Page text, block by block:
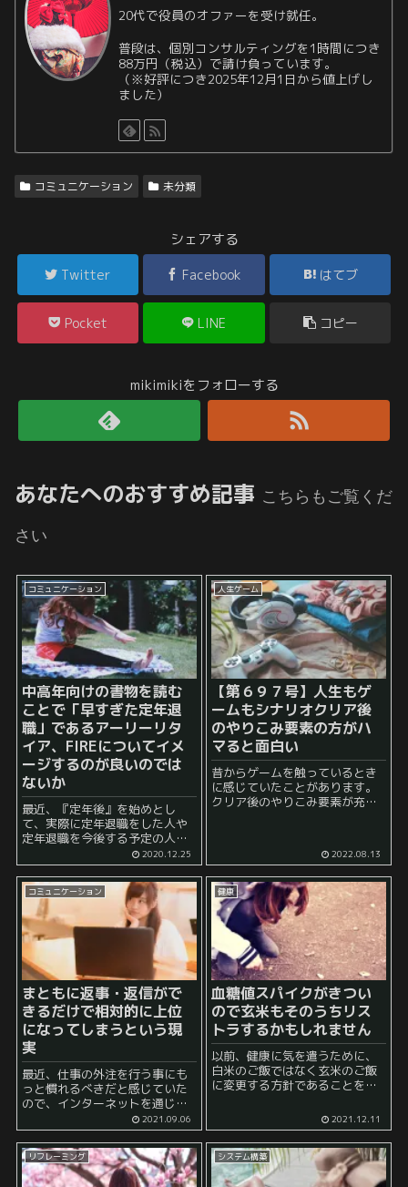
20代で役員のオファーを受け就任。
普段は、個別コンサルティングを1時間につき
88万円（税込）で請け負っています。
（※好評につき2025年12月1日から値上げし
ました）
コミュニケーション 未分類
シェアする
Twitter Facebook はてブ
Pocket LINE コピー
mikimikiをフォローする
あなたへのおすすめ記事 こちらもご覧くだ
さい
コミュニケーション
中高年向けの書物を読む
ことで「早すぎた定年退
職」であるアーリーリタ
イア、FIREについてイメ
ージするのが良いのでは
ないか
最近、『定年後』を始めとし
て、実際に定年退職をした人や
定年退職を今後する予定の人向
けの本を読むことが多くなりま
した。 というのも、経済的自由
を目指している人はそのほとん
どが、アーリーリタイア、セミ
リタイア、FIREを一度は考えた
こと...
2020.12.25
人生ゲーム
【第６９７号】人生もゲ
ームもシナリオクリア後
のやりこみ要素の方がハ
マると面白い
昔からゲームを触っているとき
に感じていたことがあります。
クリア後のやりこみ要素が充実
うものがあり、 それに大...2022.08.13
コミュニケーション
まともに返事・返信がで
きるだけで相対的に上位
になってしまうという現
実
最近、仕事の外注を行う事にも
っと慣れるべきだと感じていた
ので、インターネットを通じた
仕事の発注を行いました。 しか
し、、、、 以下の通り、かなり
難航しています。 いや、音信不
通にしてしまう気持ちは...
2021.09.06
健康
血糖値スパイクがきつい
ので玄米もそのうちリス
トラするかもしれません
以前、健康に気を遣うために、
白米のご飯ではなく玄米のご飯
に変更する方針であることを書
たのは今から1年以上も前のこと
ですが、あれから白米は完全に
リストラしています。 そして、
玄米ご飯の口...
2021.12.11
リフレーミング システム構築